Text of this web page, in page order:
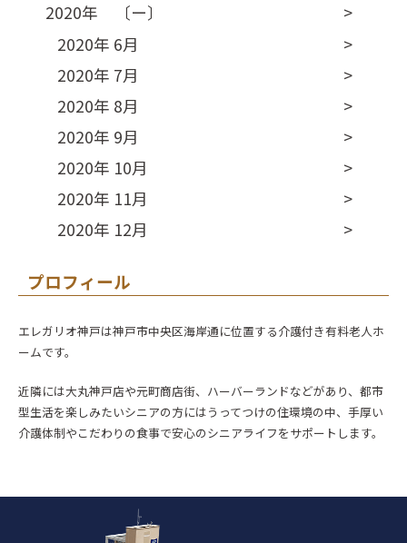
2020年 〔ー〕
2020年 6月
2020年 7月
2020年 8月
2020年 9月
2020年 10月
2020年 11月
2020年 12月
プロフィール
エレガリオ神戸は神戸市中央区海岸通に位置する介護付き有料老人ホ
ームです。
近隣には大丸神戸店や元町商店街、ハーバーランドなどがあり、都市
型生活を楽しみたいシニアの方にはうってつけの住環境の中、手厚い
介護体制やこだわりの食事で安心のシニアライフをサポートします。